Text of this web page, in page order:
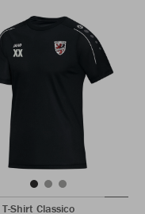
T-Shirt Classico